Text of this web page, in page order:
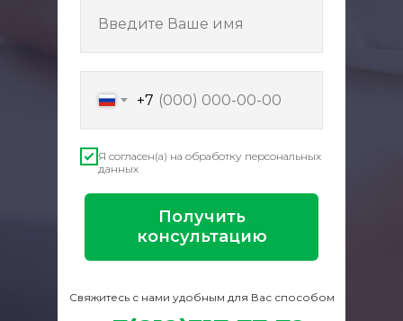
Свяжитесь с нами удобным для Вас способом
Введите Ваше имя
+7
Я согласен(а) на обработку персональных
данных
Получить
консультацию